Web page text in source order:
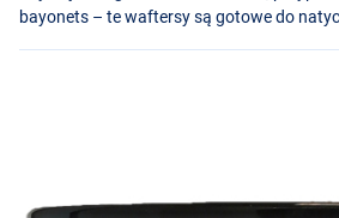
bayonets – te waftersy są gotowe do